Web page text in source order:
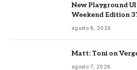
New Playground
Weekend Edition
agosto 8, 2026
Matt: Toni on
agosto 7, 2026